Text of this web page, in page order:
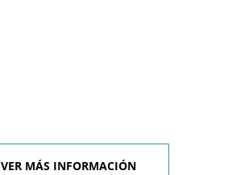
VER MÁS INFORMACIÓN